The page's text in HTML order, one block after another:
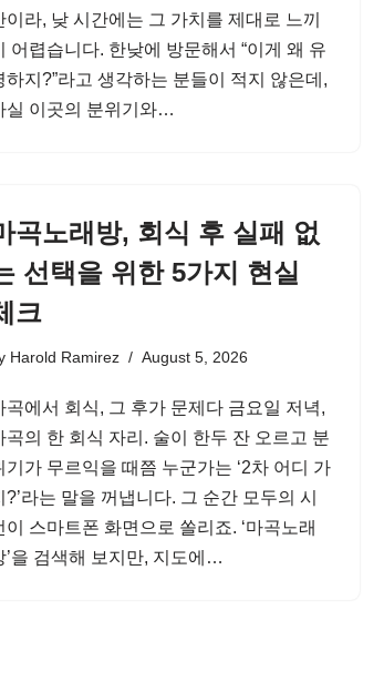
이라, 낮 시간에는 그 가치를 제대로 느끼
어렵습니다. 한낮에 방문해서 “이게 왜 유
하지?”라고 생각하는 분들이 적지 않은데,
실 이곳의 분위기와…
곡노래방, 회식 후 실패 없
선택을 위한 5가지 현실
크
Harold Ramirez August 5, 2026
곡에서 회식, 그 후가 문제다 금요일 저녁,
곡의 한 회식 자리. 술이 한두 잔 오르고 분
기가 무르익을 때쯤 누군가는 ‘2차 어디 가
?’라는 말을 꺼냅니다. 그 순간 모두의 시
이 스마트폰 화면으로 쏠리죠. ‘마곡노래
’을 검색해 보지만, 지도에…